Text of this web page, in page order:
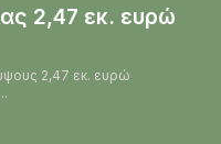
2,47 εκ. ευρώ
2,47 εκ. ευρώ